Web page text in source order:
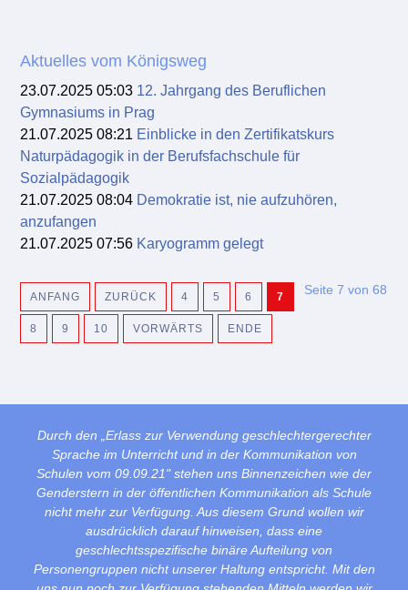
Aktuelles vom Königsweg
23.07.2025 05:03 12. Jahrgang des Beruflichen
Gymnasiums in Prag
21.07.2025 08:21 Einblicke in den Zertifikatskurs
Naturpädagogik in der Berufsfachschule für
Sozialpädagogik
21.07.2025 08:04 Demokratie ist, nie aufzuhören,
anzufangen
21.07.2025 07:56 Karyogramm gelegt
Seite 7 von 68
ANFANG ZURÜCK 4 5 6 7
8 9 10 VORWÄRTS ENDE
Durch den „Erlass zur Verwendung geschlechtergerechter
Sprache im Unterricht und in der Kommunikation von
Schulen vom 09.09.21" stehen uns Binnenzeichen wie der
Genderstern in der öffentlichen Kommunikation als Schule
nicht mehr zur Verfügung. Aus diesem Grund wollen wir
ausdrücklich darauf hinweisen, dass eine
geschlechtsspezifische binäre Aufteilung von
Personengruppen nicht unserer Haltung entspricht. Mit den